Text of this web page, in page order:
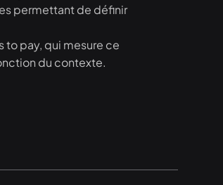
permettant de définir
to pay, qui mesure ce
du contexte.